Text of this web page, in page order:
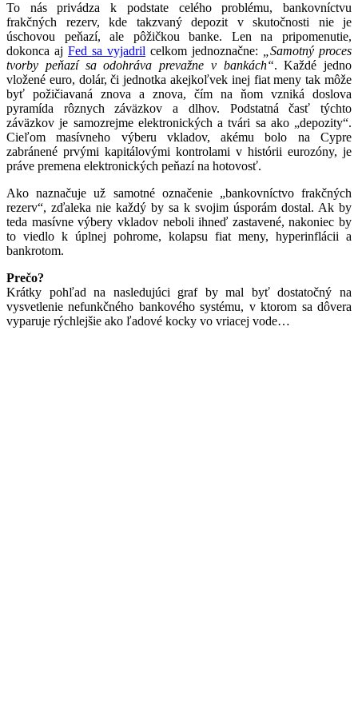
To nás privádza k podstate celého problému, bankovníctvu
frakčných rezerv, kde takzvaný depozit v skutočnosti nie je
úschovou peňazí, ale pôžičkou banke. Len na pripomenutie,
dokonca aj Fed sa vyjadril celkom jednoznačne:
„Samotný proces
tvorby peňazí sa odohráva prevažne v bankách“. Každé jedno
vložené euro, dolár, či jednotka akejkoľvek inej fiat meny tak môže
byť požičiavaná znova a znova, čím na ňom vzniká doslova
pyramída rôznych záväzkov a dlhov. Podstatná časť týchto
záväzkov je samozrejme elektronických a tvári sa ako „depozity“.
Cieľom masívneho výberu vkladov, akému bolo na Cypre
zabránené prvými kapitálovými kontrolami v histórii eurozóny, je
práve premena elektronických peňazí na hotovosť.
Ako naznačuje už samotné označenie „bankovníctvo frakčných
rezerv“, zďaleka nie každý by sa k svojim úsporám dostal. Ak by
teda masívne výbery vkladov neboli ihneď zastavené, nakoniec by
to viedlo k úplnej pohrome, kolapsu fiat meny, hyperinflácii a
bankrotom.
Prečo?
Krátky pohľad na nasledujúci graf by mal byť dostatočný na
vysvetlenie nefunkčného bankového systému, v ktorom sa dôvera
vyparuje rýchlejšie ako ľadové kocky vo vriacej vode…